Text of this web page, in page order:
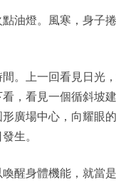
油燈。風寒，身子
。上一回看見日光
，看見一個循斜坡
廣場中心，向耀眼
生。
醒身體機能，就當